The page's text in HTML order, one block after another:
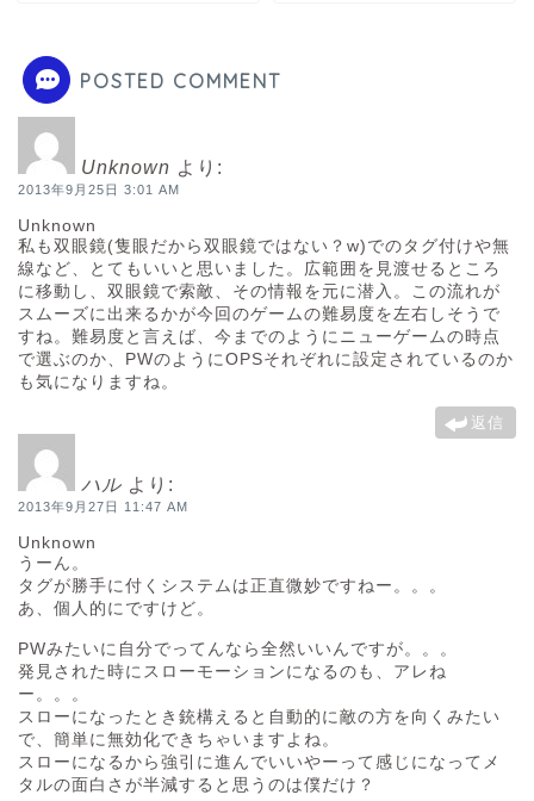
POSTED COMMENT
Unknown より:
2013年9月25日 3:01 AM
Unknown
私も双眼鏡(隻眼だから双眼鏡ではない？w)でのタグ付けや無
線など、とてもいいと思いました。広範囲を見渡せるところ
に移動し、双眼鏡で索敵、その情報を元に潜入。この流れが
スムーズに出来るかが今回のゲームの難易度を左右しそうで
すね。難易度と言えば、今までのようにニューゲームの時点
で選ぶのか、PWのようにOPSそれぞれに設定されているのか
も気になりますね。
返信
ハル より:
2013年9月27日 11:47 AM
Unknown
うーん。
タグが勝手に付くシステムは正直微妙ですねー。。。
あ、個人的にですけど。
PWみたいに自分でってんなら全然いいんですが。。。
発見された時にスローモーションになるのも、アレね
ー。。。
スローになったとき銃構えると自動的に敵の方を向くみたい
で、簡単に無効化できちゃいますよね。
スローになるから強引に進んでいいやーって感じになってメ
タルの面白さが半減すると思うのは僕だけ？